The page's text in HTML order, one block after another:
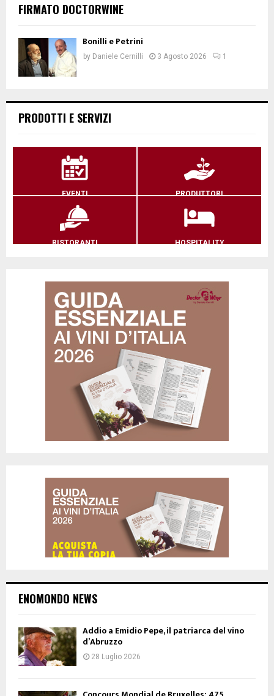
FIRMATO DOCTORWINE
Bonilli e Petrini
by Daniele Cernilli 3 Agosto 2026 1
PRODOTTI E SERVIZI
EVENTI PRODUTTORI
RISTORANTI HOSPITALITY
ENOMONDO NEWS
Addio a Emidio Pepe, il patriarca del vino
d’Abruzzo
28 Luglio 2026